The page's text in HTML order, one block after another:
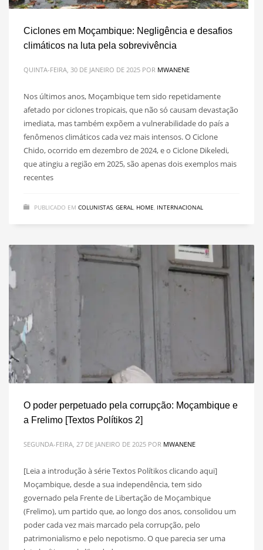
Ciclones em Moçambique: Negligência e desafios
climáticos na luta pela sobrevivência
QUINTA-FEIRA, 30 DE JANEIRO DE 2025 POR MWANENE
Nos últimos anos, Moçambique tem sido repetidamente
afetado por ciclones tropicais, que não só causam devastação
imediata, mas também expõem a vulnerabilidade do país a
fenômenos climáticos cada vez mais intensos. O Ciclone
Chido, ocorrido em dezembro de 2024, e o Ciclone Dikeledi,
que atingiu a região em 2025, são apenas dois exemplos mais
recentes
PUBLICADO EM COLUNISTAS, GERAL, HOME, INTERNACIONAL
O poder perpetuado pela corrupção: Moçambique e
a Frelimo [Textos Polítikos 2]
SEGUNDA-FEIRA, 27 DE JANEIRO DE 2025 POR MWANENE
[Leia a introdução à série Textos Polítikos clicando aqui]
Moçambique, desde a sua independência, tem sido
governado pela Frente de Libertação de Moçambique
(Frelimo), um partido que, ao longo dos anos, consolidou um
poder cada vez mais marcado pela corrupção, pelo
patrimonialismo e pelo nepotismo. O que parecia ser uma